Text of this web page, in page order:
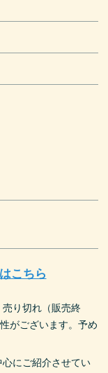
こちら
り切れ（販売終
がございます。予め
にご紹介させてい